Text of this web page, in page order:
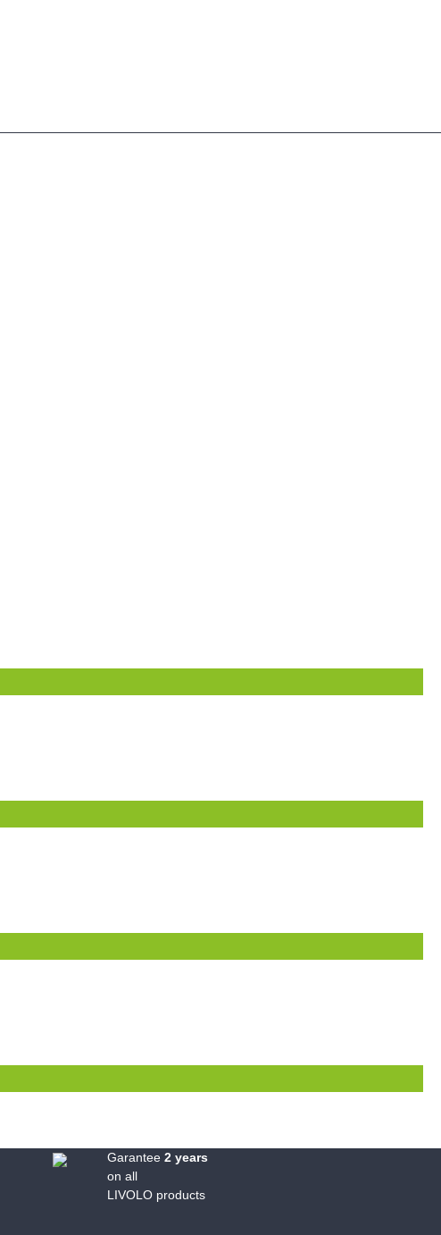
Garantee2 years
on all
LIVOLO products